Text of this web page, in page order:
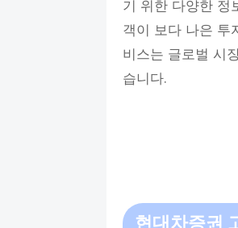
기 위한 다양한 정
객이 보다 나은 투
비스는 글로벌 시
습니다.
현대차증권